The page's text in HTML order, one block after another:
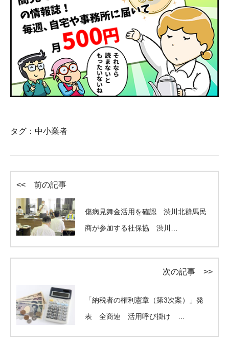
タグ： 中小業者
<< 前の記事
傷病見舞金活用を確認 渋川北群馬民
商が参加する社保協 渋川…
次の記事 >>
「納税者の権利憲章（第3次案）」発
表 全商連 活用呼び掛け …